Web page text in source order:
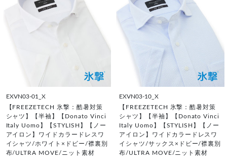
EXVN03-01_X
【FREEZETECH 氷撃：酷暑対策
シャツ】【半袖】【Donato Vinci
Italy Uomo】【STYLISH】【ノー
アイロン】ワイドカラードレスワ
イシャツ/ホワイト×ドビー/襟裏別
布/ULTRA MOVE/ニット素材
EXVN03-10_X
【FREEZETECH 氷撃：酷暑対策
シャツ】【半袖】【Donato Vinci
Italy Uomo】【STYLISH】【ノー
アイロン】ワイドカラードレスワ
イシャツ/サックス×ドビー/襟裏別
布/ULTRA MOVE/ニット素材